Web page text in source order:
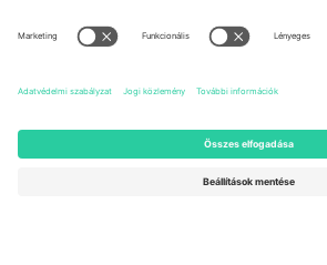
Newark, Delaware 19713, United
States